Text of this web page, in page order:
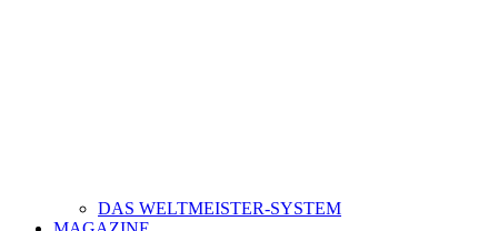
DAS WELTMEISTER-SYSTEM